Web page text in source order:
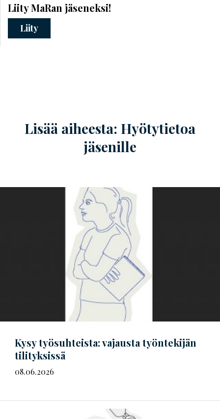
Liity MaRan jäseneksi!
Liity
Lisää aiheesta: Hyötytietoa
jäsenille
Kysy työsuhteista: vajausta työntekijän
tilityksissä
08.06.2026